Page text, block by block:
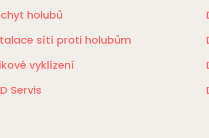
holubů
sítí proti holubům
vyklízení
Servis